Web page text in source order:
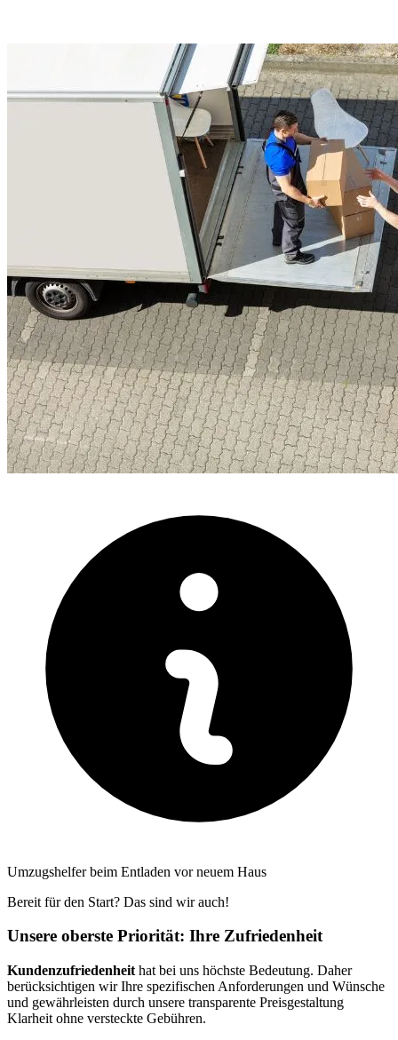
Umzugshelfer beim Entladen vor neuem Haus
Bereit für den Start? Das sind wir auch!
Unsere oberste Priorität: Ihre Zufriedenheit
Kundenzufriedenheit hat bei uns höchste Bedeutung. Daher
berücksichtigen wir Ihre spezifischen Anforderungen und Wünsche
und gewährleisten durch unsere transparente Preisgestaltung
Klarheit ohne versteckte Gebühren.